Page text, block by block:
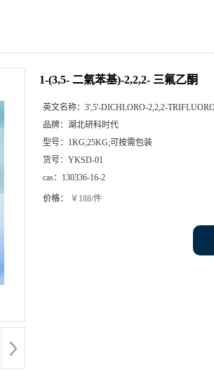
1-(3,5- 二氣苯基)-2,2,2- 三氟乙酮
英文名称： 3',5'-DICHLORO-2,2,2-
品牌： 湖北研科时代
型号： 1KG;25KG;可按需包装
货号： YKSD-01
cas： 130336-16-2
价格： ￥188/件